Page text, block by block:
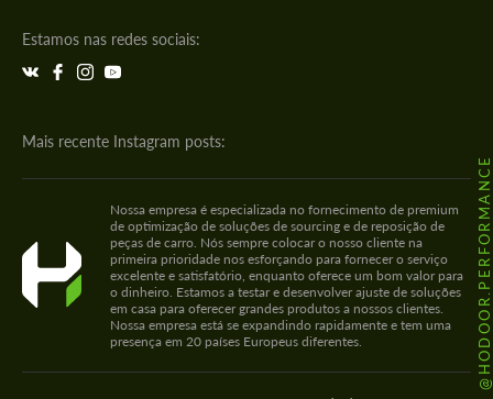
Estamos nas redes sociais:
Mais recente Instagram posts:
@HODOOR.PERFORMANCE
Nossa empresa é especializada no fornecimento de premium
de optimização de soluções de sourcing e de reposição de
peças de carro. Nós sempre colocar o nosso cliente na
primeira prioridade nos esforçando para fornecer o serviço
excelente e satisfatório, enquanto oferece um bom valor para
o dinheiro. Estamos a testar e desenvolver ajuste de soluções
em casa para oferecer grandes produtos a nossos clientes.
Nossa empresa está se expandindo rapidamente e tem uma
presença em 20 países Europeus diferentes.